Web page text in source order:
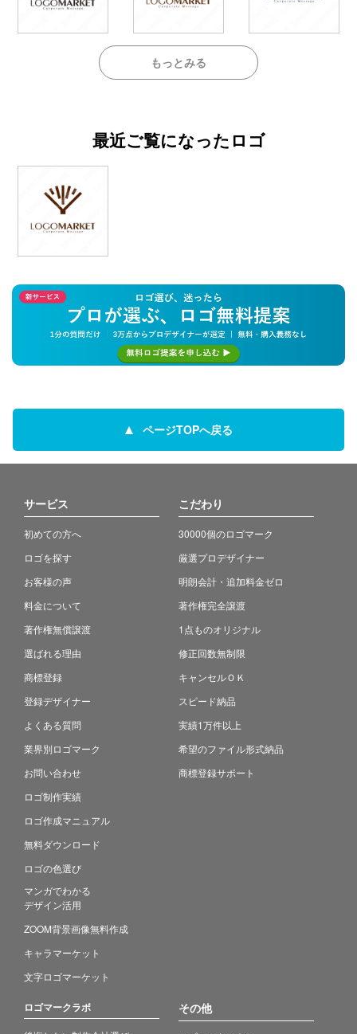
もっとみる
最近ご覧になったロゴ
ページTOPへ戻る
サービス
初めての方へ
ロゴを探す
お客様の声
料金について
著作権無償譲渡
選ばれる理由
商標登録
登録デザイナー
よくある質問
業界別ロゴマーク
お問い合わせ
ロゴ制作実績
ロゴ作成マニュアル
無料ダウンロード
ロゴの色選び
マンガでわかる
デザイン活用
ZOOM背景画像無料作成
キャラマーケット
文字ロゴマーケット
こだわり
30000個のロゴマーク
厳選プロデザイナー
明朗会計・追加料金ゼロ
著作権完全譲渡
1点ものオリジナル
修正回数無制限
キャンセルＯＫ
スピード納品
実績1万件以上
希望のファイル形式納品
商標登録サポート
ロゴマークラボ その他